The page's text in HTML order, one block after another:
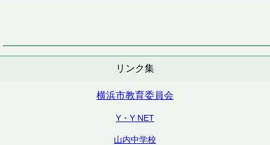
リンク集
横浜市教育委員会
Y・Y NET
山内中学校